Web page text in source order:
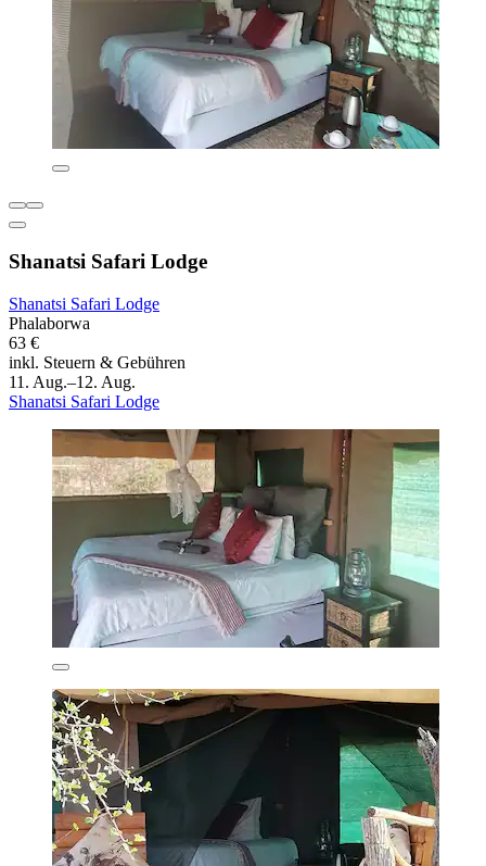
Shanatsi Safari Lodge
Shanatsi Safari Lodge
Phalaborwa
63 €
inkl. Steuern & Gebühren
11. Aug.–12. Aug.
Shanatsi Safari Lodge